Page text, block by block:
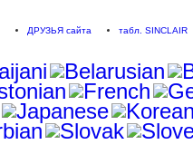
ДРУЗЬЯ сайта табл. SINCLAIR